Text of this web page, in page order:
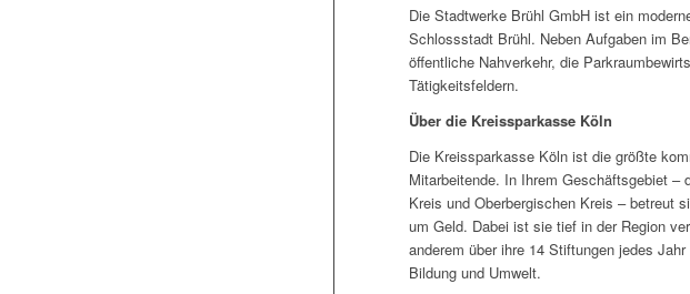
Die Stadtwerke Brühl GmbH ist ein
Schlossstadt Brühl. Neben Aufgaben im
öffentliche Nahverkehr, die
Tätigkeitsfeldern.
Über die Kreissparkasse Köln
Die Kreissparkasse Köln ist die größte
Mitarbeitende. In Ihrem Geschäftsgebiet –
Kreis und Oberbergischen Kreis – betreut
um Geld. Dabei ist sie tief in der Region
anderem über ihre 14 Stiftungen jedes
Bildung und Umwelt.